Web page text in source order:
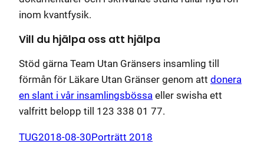
inom kvantfysik.
Vill du hjälpa oss att hjälpa
Stöd gärna Team Utan Gränsers insamling till
förmån för Läkare Utan Gränser genom att donera
en slant i vår insamlingsbössa eller swisha ett
valfritt belopp till 123 338 01 77.
TUG2018-08-30Porträtt 2018